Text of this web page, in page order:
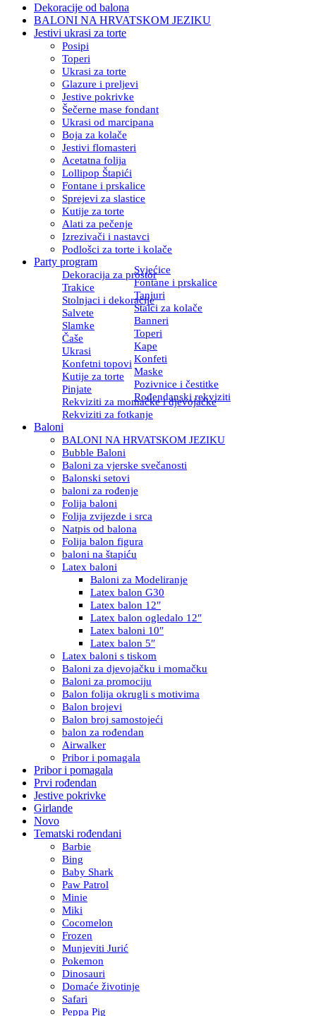
Dekoracije od balona
BALONI NA HRVATSKOM JEZIKU
Jestivi ukrasi za torte
Posipi
Toperi
Ukrasi za torte
Glazure i preljevi
Jestive pokrivke
Šečerne mase fondant
Ukrasi od marcipana
Boja za kolače
Jestivi flomasteri
Acetatna folija
Lollipop Štapići
Fontane i prskalice
Sprejevi za slastice
Kutije za torte
Alati za pečenje
Izrezivači i nastavci
Podlošci za torte i kolače
Party program
Dekoracija za prostor
Svjećice
Trakice
Fontane i prskalice
Stolnjaci i dekoracije
Tanjuri
Salvete
Stalci za kolače
Slamke
Banneri
Čaše
Toperi
Ukrasi
Kape
Konfetni topovi Konfeti
Kutije za torte
Maske
Pinjate
Pozivnice i čestitke
Rekviziti za momačke i djevojačke
Rođendanski rekviziti
Rekviziti za fotkanje
Baloni
BALONI NA HRVATSKOM JEZIKU
Bubble Baloni
Baloni za vjerske svečanosti
Balonski setovi
baloni za rođenje
Folija baloni
Folija zvijezde i srca
Natpis od balona
Folija balon figura
baloni na štapiću
Latex baloni
Baloni za Modeliranje
Latex balon G30
Latex balon 12″
Latex balon ogledalo 12″
Latex baloni 10″
Latex balon 5″
Latex baloni s tiskom
Baloni za djevojačku i momačku
Baloni za promociju
Balon folija okrugli s motivima
Balon brojevi
Balon broj samostojeći
balon za rođendan
Airwalker
Pribor i pomagala
Pribor i pomagala
Prvi rođendan
Jestive pokrivke
Girlande
Novo
Tematski rođendani
Barbie
Bing
Baby Shark
Paw Patrol
Minie
Miki
Cocomelon
Frozen
Munjeviti Jurić
Pokemon
Dinosauri
Domaće životinje
Safari
Peppa Pig